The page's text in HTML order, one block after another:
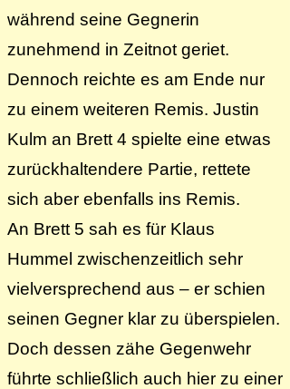
während seine Gegnerin
zunehmend in Zeitnot geriet.
Dennoch reichte es am Ende nur
zu einem weiteren Remis. Justin
Kulm an Brett 4 spielte eine etwas
zurückhaltendere Partie, rettete
sich aber ebenfalls ins Remis.
An Brett 5 sah es für Klaus
Hummel zwischenzeitlich sehr
vielversprechend aus – er schien
seinen Gegner klar zu überspielen.
Doch dessen zähe Gegenwehr
führte schließlich auch hier zu einer